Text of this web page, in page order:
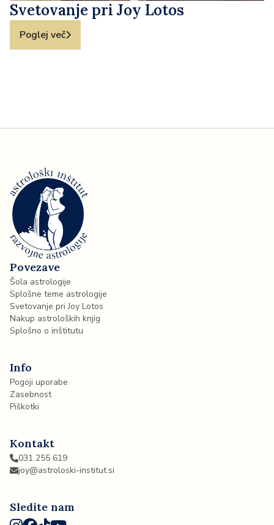
Svetovanje pri Joy Lotos
Poglej več
Povezave
Šola astrologije
Splošne teme astrologije
Svetovanje pri Joy Lotos
Nakup astroloških knjig
Splošno o inštitutu
Info
Pogoji uporabe
Zasebnost
Piškotki
Kontakt
031 255 619
joy@astroloski-institut.si
Sledite nam